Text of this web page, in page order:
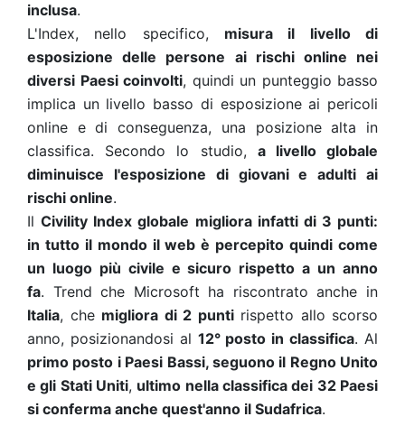
inclusa.
L'Index, nello specifico, misura il livello di
esposizione delle persone ai rischi online nei
diversi Paesi coinvolti, quindi un punteggio basso
implica un livello basso di esposizione ai pericoli
online e di conseguenza, una posizione alta in
classifica.
Secondo lo studio, a livello globale
diminuisce l'esposizione di giovani e adulti ai
rischi online.
IlCivility Index globale migliora infatti di 3 punti:
in tutto il mondo il web è percepito quindi come
un luogo più civile e sicuro rispetto a un anno
fa. Trend che Microsoft ha riscontrato anche in
Italia, che migliora di 2 puntirispetto allo scorso
anno, posizionandosi al 12° posto in classifica. Al
primo posto i Paesi Bassi, seguono il Regno Unito
e gli Stati Uniti, ultimo nella classifica dei 32 Paesi
si conferma anche quest'anno il Sudafrica.